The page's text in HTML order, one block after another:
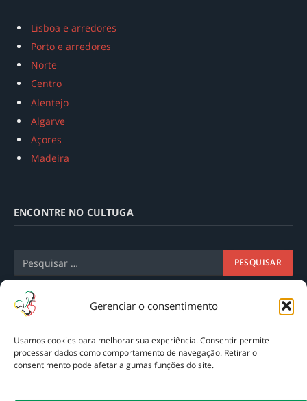
Gerenciar o consentimento
Usamos cookies para melhorar sua experiência. Consentir permite
processar dados como comportamento de navegação. Retirar o
consentimento pode afetar algumas funções do site.
Lisboa e arredores
Porto e arredores
Norte
Centro
Alentejo
Algarve
Açores
Madeira
ENCONTRE NO CULTUGA